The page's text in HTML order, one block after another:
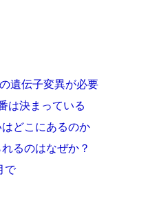
遺伝子変異が必要
は決まっている
どこにあるのか
るのはなぜか？
で